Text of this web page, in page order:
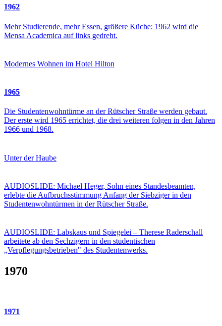
1962
Mehr Studierende, mehr Essen, größere Küche: 1962 wird die
Mensa Academica auf links gedreht.
Modernes Wohnen im Hotel Hilton
1965
Die Studentenwohntürme an der Rütscher Straße werden gebaut.
Der erste wird 1965 errichtet, die drei weiteren folgen in den Jahren
1966 und 1968.
Unter der Haube
AUDIOSLIDE: Michael Heger, Sohn eines Standesbeamten,
erlebte die Aufbruchsstimmung Anfang der Siebziger in den
Studentenwohntürmen in der Rütscher Straße.
AUDIOSLIDE: Labskaus und Spiegelei – Therese Raderschall
arbeitete ab den Sechzigern in den studentischen
„Verpflegungsbetrieben" des Studentenwerks.
1970
1971